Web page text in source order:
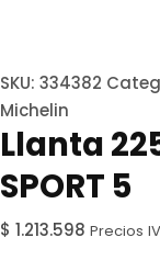
SKU: 334382
Michelin
Llanta
SPORT 5
$ 1.213.598 Precios